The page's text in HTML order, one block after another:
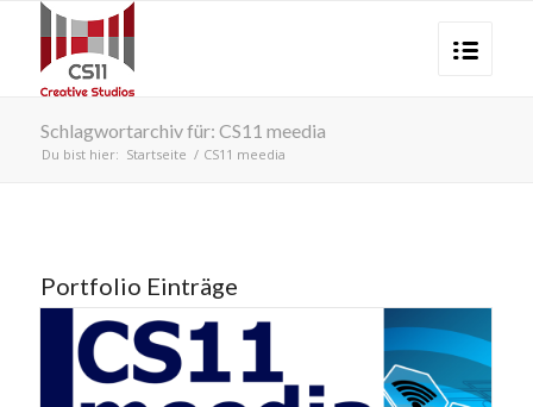
Schlagwortarchiv für: CS11 meedia
Du bist hier: Startseite / CS11 meedia
Portfolio Einträge